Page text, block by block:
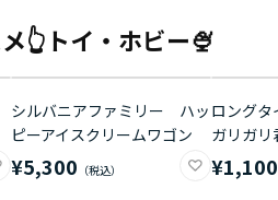
👆トイ・ホビー🍨
シルバニアファミリー ハッ
ピーアイスクリームワゴン
¥5,300
ロング
ガリガ
¥1,100